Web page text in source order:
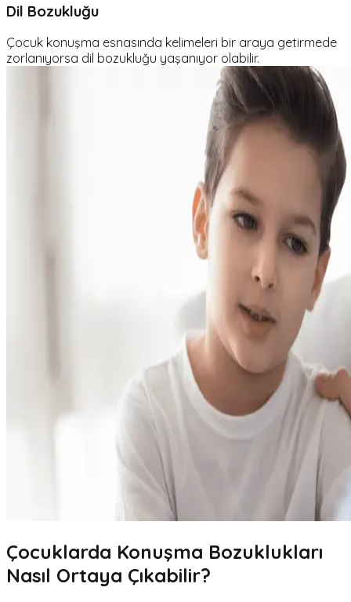
Dil Bozukluğu
Çocuk konuşma esnasında kelimeleri bir araya getirmede
zorlanıyorsa dil bozukluğu yaşanıyor olabilir.
Çocuklarda Konuşma Bozuklukları
Nasıl Ortaya Çıkabilir?